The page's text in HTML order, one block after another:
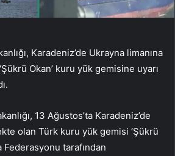
Karadeniz’de Ukrayna limanına
Okan’ kuru yük gemisine uyarı
13 Ağustos’ta Karadeniz’de
olan Türk kuru yük gemisi ‘Şükrü
Federasyonu tarafından